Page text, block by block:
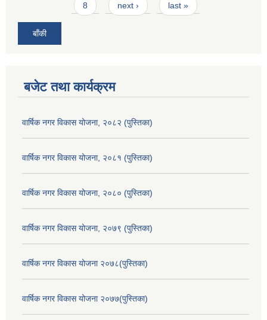
8 next › last »
बाँकी
बजेट तथा कार्यक्रम
वार्षिक नगर विकास योजना, २०८२ (पुस्तिका)
वार्षिक नगर विकास योजना, २०८१ (पुस्तिका)
वार्षिक नगर विकास योजना, २०८० (पुस्तिका)
वार्षिक नगर विकास योजना, २०७९ (पुस्तिका)
वार्षिक नगर विकास योजना २०७८(पुस्तिका)
वार्षिक नगर विकास योजना २०७७(पुस्तिका)